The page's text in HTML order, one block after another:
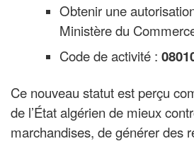
Obtenir une
Ministère du
Code de activité :
Ce nouveau statut est perçu
de l’État algérien de mieux
marchandises, de générer des